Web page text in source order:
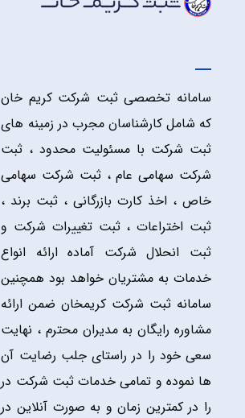
سامانه تخصصی ثبت شرکت کریم خان
که شامل کارشناسان مجرب در زمینه های
ثبت شرکت با مسئولیت محدود ، ثبت
شرکت سهامی عام ، ثبت شرکت سهامی
خاص ، اخذ کارت بازرگانی ، ثبت برند ،
ثبت اختراعات ، ثبت تغییرات شرکت و
ثبت انحلال شرکت آماده ارائه انواع
خدمات به مشتریان خواهد بود همچنین
سامانه ثبت شرکت کریمخان ضمن ارائه
مشاوره رایگان به مدیران محترم ، نهایت
سعی خود را در راستای جلب رضایت آن
ها نموده و تمامی خدمات ثبت شرکت در
را در کمترین زمان و به صورت آنلاین در